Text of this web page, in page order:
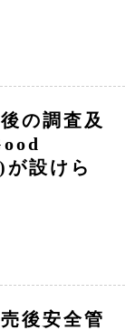
の調査及
設けら
後安全管